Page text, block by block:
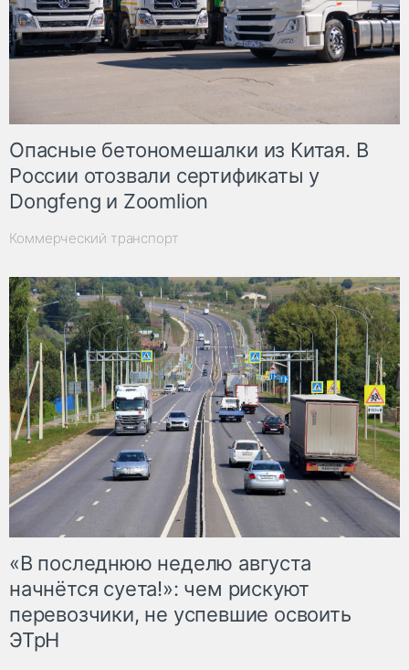
Опасные бетономешалки из Китая. В
России отозвали сертификаты у
Dongfeng и Zoomlion
Коммерческий транспорт
«В последнюю неделю августа
начнётся суета!»: чем рискуют
перевозчики, не успевшие освоить
ЭТрН